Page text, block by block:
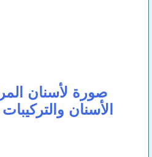
صورة لأسنان
الأسنان